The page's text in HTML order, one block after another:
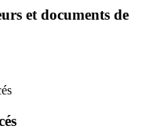
et documents de